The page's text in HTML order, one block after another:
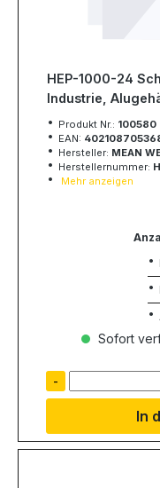
HEP-1000-24
Industrie, Alugehäuse, 1008W, 24V,
42A, MEAN WELL
Produkt Nr.: 100580
EAN:
Hersteller: MEAN
Herstellernummer:
Mehr anzeigen
Sofort
-
In